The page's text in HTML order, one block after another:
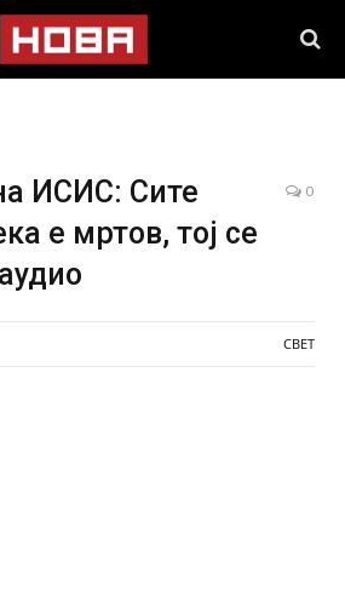
ИСИС: Сите
е мртов, тој се
0
СВЕТ